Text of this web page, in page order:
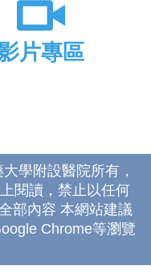
片專區
學附設醫院所有，
閱讀，禁止以任何
部內容 本網站建議
Chrome等瀏覽